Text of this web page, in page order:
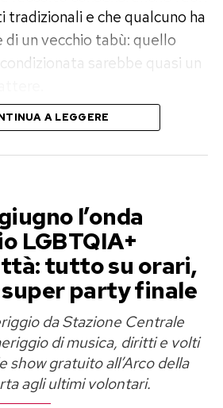
tradizionali e che qualcuno ha
un vecchio tabù: quello
sarebbe quasi un
e sale climatizzate
dal Campidoglio prevede
diundici cinemadurante le
giornata. Ai grandi schermi
teatri e altri spazi
, trasformati per
propri rifugi contro il caldo.
offrire un luogo fresco e
anziani, persone sole e
riducendo i rischi sanitari
A LEGGERE
l’onda
LGBTQIA+
tutto su orari,
party finale
da Stazione Centrale
di musica, diritti e volti
show gratuito all’Arco della
agli ultimi volontari.